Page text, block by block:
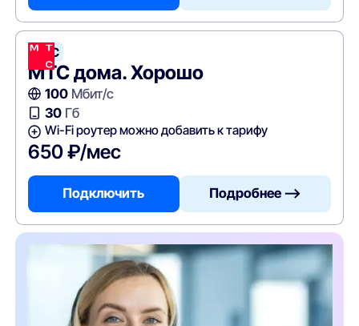
МТС
МТС дома. Хорошо
100Мбит/с
30Гб
Wi-Fi роутер можно добавить к тарифу
650 ₽/мес
Подключить Подробнее —>